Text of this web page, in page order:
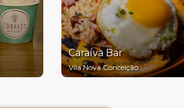
Caraíva Bar
Vila Nova Conceição